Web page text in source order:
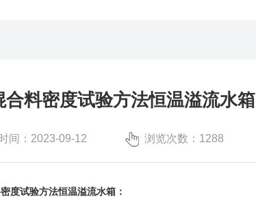
合料密度试验方法恒温溢流水箱
间：2023-09-12 浏览次数：1288
度试验方法恒温溢流水箱：